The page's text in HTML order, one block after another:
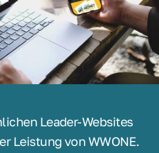
Leader-Websites
Leistung von WWONE.